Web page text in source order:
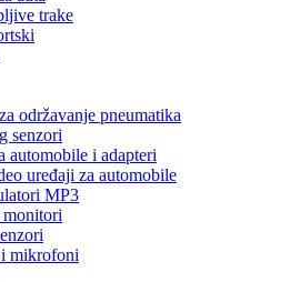
trake
održavanje pneumatika
senzori
automobile i adapteri
uređaji za automobile
MP3
mikrofoni